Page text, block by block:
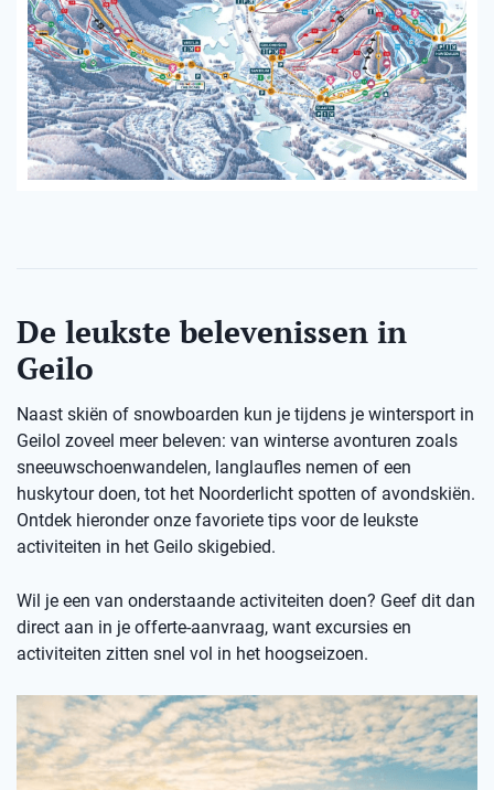
De leukste belevenissen in
Geilo
Naast skiën of snowboarden kun je tijdens je wintersport in
Geilol zoveel meer beleven: van winterse avonturen zoals
sneeuwschoenwandelen, langlaufles nemen of een
huskytour doen, tot het Noorderlicht spotten of avondskiën.
Ontdek hieronder onze favoriete tips voor de leukste
activiteiten in het Geilo skigebied.
Wil je een van onderstaande activiteiten doen? Geef dit dan
direct aan in je offerte-aanvraag, want excursies en
activiteiten zitten snel vol in het hoogseizoen.